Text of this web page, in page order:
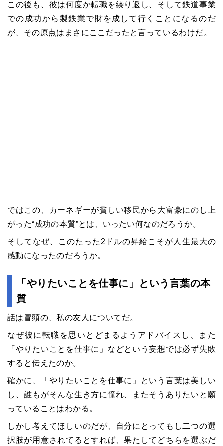
この後も、彼は何度か転職を繰り返し、そして鉄道事業
での成功から製鉄業で財を成して行くことになるのだ
が、その原点はまさにここだったと言っているわけだ。
ではこの、カーネギーが貧しい移民から大富豪にのし上
がった“成功の本質”とは、いったい何なのだろうか。
そしてなぜ、このたった2ドルの昇給こそが人生最大の
感動になったのだろうか。
「やりたいことを仕事に」という言葉の本
質
話は冒頭の、私の友人についてだ。
なぜ彼に転職を思いとどまるようアドバイスし、また
「やりたいことを仕事に」などという妄想では必ず失敗
すると伝えたのか。
確かに、「やりたいことを仕事に」という言葉は美しい
し、誰もがそんな生き方に憧れ、またそうありたいと願
っていることはわかる。
しかし考えてほしいのだが、自分にとってもし二つの選
択肢が用意されてるとすれば、果たしてどちらを選ぶだ